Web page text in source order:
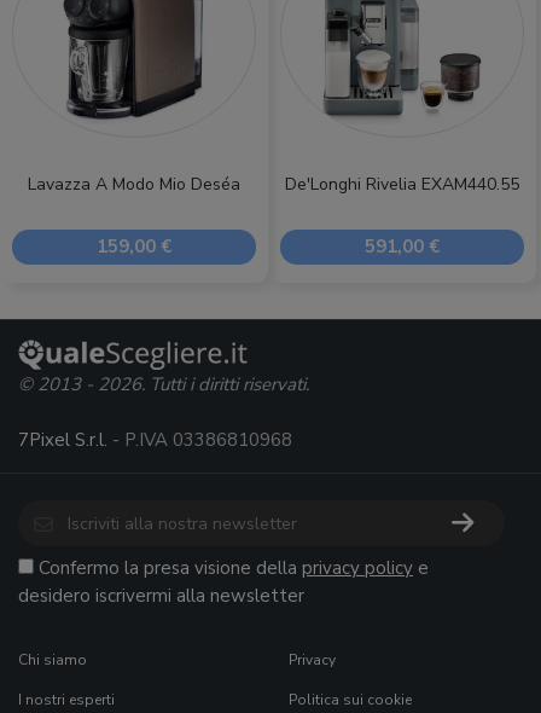
Lavazza A Modo Mio Deséa
159,00 €
De'Longhi Rivelia EXAM440.55
591,00 €
© 2013 - 2026. Tutti i diritti riservati.
7Pixel S.r.l. - P.IVA 03386810968
Confermo la presa visione della privacy policy e
desidero iscrivermi alla newsletter
Chi siamo
I nostri esperti
Privacy
Politica sui cookie